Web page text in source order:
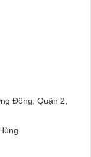
Đông, Quận 2,